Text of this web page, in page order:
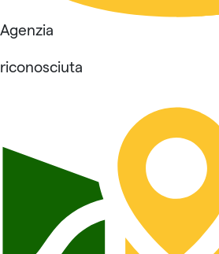
Agenzia
riconosciuta